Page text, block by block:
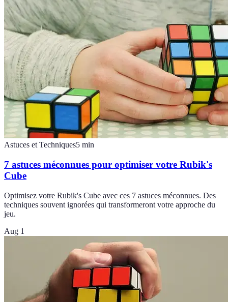
Astuces et Techniques5 min
7 astuces méconnues pour optimiser votre Rubik's
Cube
Optimisez votre Rubik's Cube avec ces 7 astuces méconnues. Des
techniques souvent ignorées qui transformeront votre approche du
jeu.
Aug 1